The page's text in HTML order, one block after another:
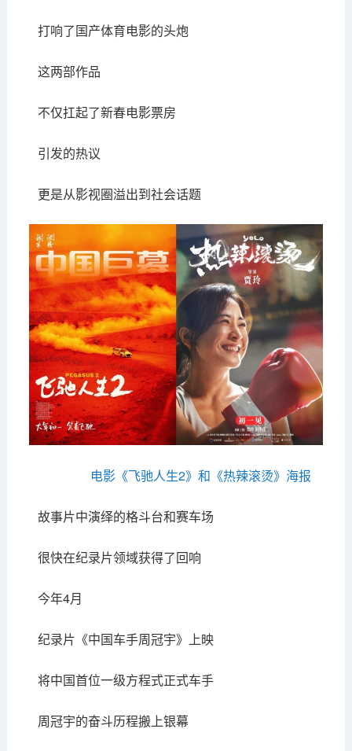
打响了国产体育电影的头炮
这两部作品
不仅扛起了新春电影票房
引发的热议
更是从影视圈溢出到社会话题
电影《飞驰人生2》和《热辣滚烫》海报
故事片中演绎的格斗台和赛车场
很快在纪录片领域获得了回响
今年4月
纪录片《中国车手周冠宇》上映
将中国首位一级方程式正式车手
周冠宇的奋斗历程搬上银幕